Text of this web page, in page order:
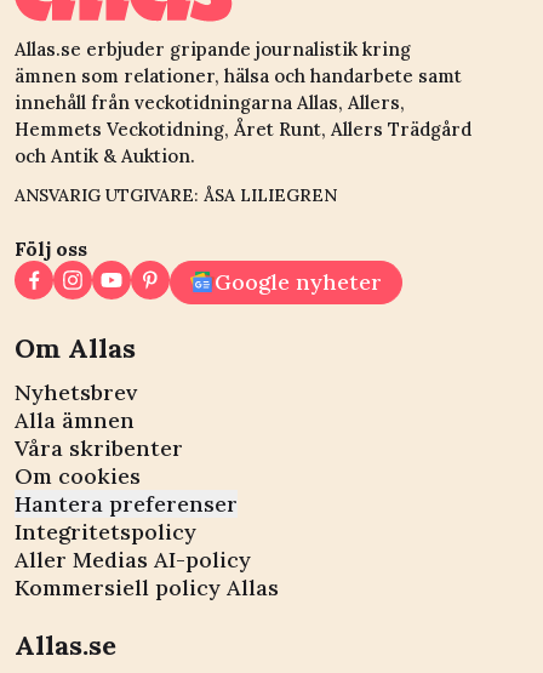
Allas.se erbjuder gripande journalistik kring
ämnen som relationer, hälsa och handarbete samt
innehåll från veckotidningarna Allas, Allers,
Hemmets Veckotidning, Året Runt, Allers Trädgård
och Antik & Auktion.
ANSVARIG UTGIVARE: ÅSA LILIEGREN
Följ oss
Google nyheter
Om Allas
Nyhetsbrev
Alla ämnen
Våra skribenter
Om cookies
Hantera preferenser
Integritetspolicy
Aller Medias AI-policy
Kommersiell policy Allas
Allas.se